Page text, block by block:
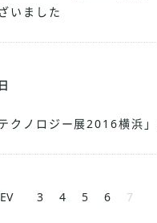
いました
クノロジー展2016横浜
3 4 5 6 7